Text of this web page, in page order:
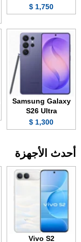
1,750 $
Samsung Galaxy
S26 Ultra
1,300 $
أحدث الأجهزة
Vivo S2